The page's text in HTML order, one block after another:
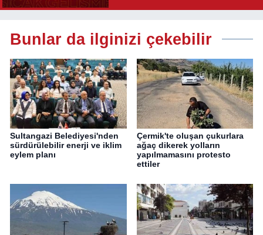
Bunlar da ilginizi çekebilir
Sultangazi Belediyesi'nden
sürdürülebilir enerji ve iklim
eylem planı
Çermik'te oluşan çukurlara
ağaç dikerek yolların
yapılmamasını protesto
ettiler